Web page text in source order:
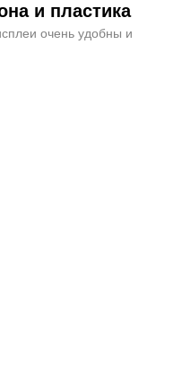
и пластика
очень удобны и